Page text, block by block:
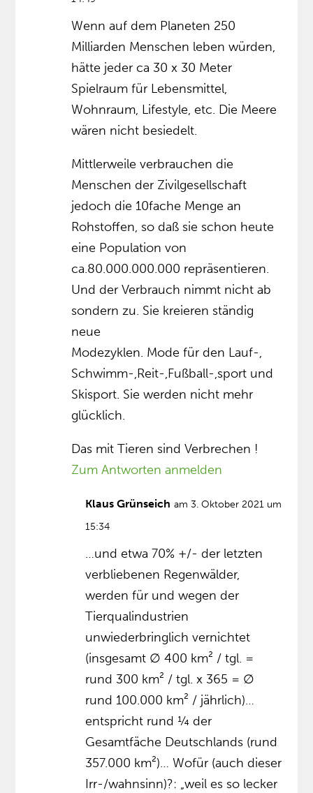
Wenn auf dem Planeten 250
Milliarden Menschen leben würden,
hätte jeder ca 30 x 30 Meter
Spielraum für Lebensmittel,
Wohnraum, Lifestyle, etc. Die Meere
wären nicht besiedelt.
Mittlerweile verbrauchen die
Menschen der Zivilgesellschaft
jedoch die 10fache Menge an
Rohstoffen, so daß sie schon heute
eine Population von
ca.80.000.000.000 repräsentieren.
Und der Verbrauch nimmt nicht ab
sondern zu. Sie kreieren ständig
neue
Modezyklen. Mode für den Lauf-,
Schwimm-,Reit-,Fußball-,sport und
Skisport. Sie werden nicht mehr
glücklich.
Das mit Tieren sind Verbrechen !
Zum Antworten anmelden
Klaus Grünseich am 3. Oktober 2021 um
15:34
…und etwa 70% +/- der letzten
verbliebenen Regenwälder,
werden für und wegen der
Tierqualindustrien
unwiederbringlich vernichtet
(insgesamt ∅ 400 km² / tgl. =
rund 300 km² / tgl. x 365 = ∅
rund 100.000 km² / jährlich)…
entspricht rund ¼ der
Gesamtfäche Deutschlands (rund
357.000 km²)… Wofür (auch dieser
Irr-/wahnsinn)?: „weil es so lecker